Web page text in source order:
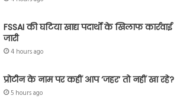
FSSAI की घटिया खाद्य पदार्थों के खिलाफ कार्रवाई
जारी
4 hours ago
प्रोटीन के नाम पर कहीं आप ‘जहर’ तो नहीं खा रहे?
5 hours ago